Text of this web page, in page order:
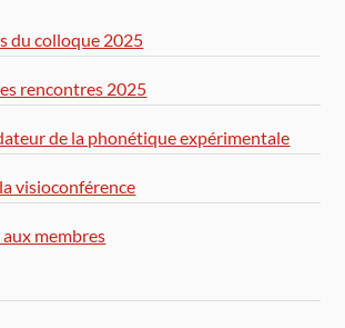
du colloque 2025
rencontres 2025
de la phonétique expérimentale
visioconférence
membres